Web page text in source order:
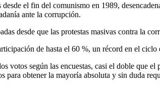
desde el fin del comunismo en 1989,
ante la corrupción.
desde que las protestas masivas contra
de hasta el 60 %, un récord en el ciclo
votos según las encuestas, casi el doble que
para obtener la mayoría absoluta y sin duda